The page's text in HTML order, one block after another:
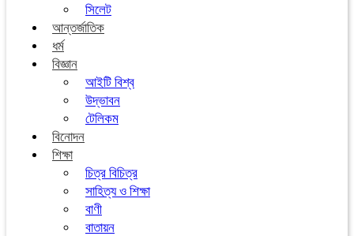
সিলেট
আন্তর্জাতিক
ধর্ম
বিজ্ঞান
আইটি বিশ্ব
উদ্ভাবন
টেলিকম
বিনোদন
শিক্ষা
চিত্র বিচিত্র
সাহিত্য ও শিক্ষা
বাণী
বাতায়ন